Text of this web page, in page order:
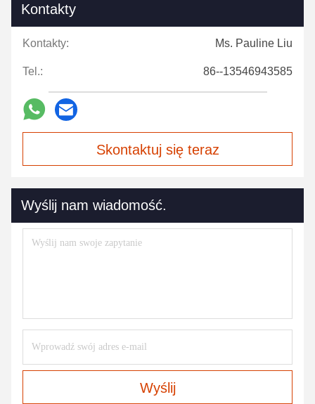
Kontakty
Kontakty: Ms. Pauline Liu
Tel.: 86--13546943585
Skontaktuj się teraz
Wyślij nam wiadomość.
Wyślij